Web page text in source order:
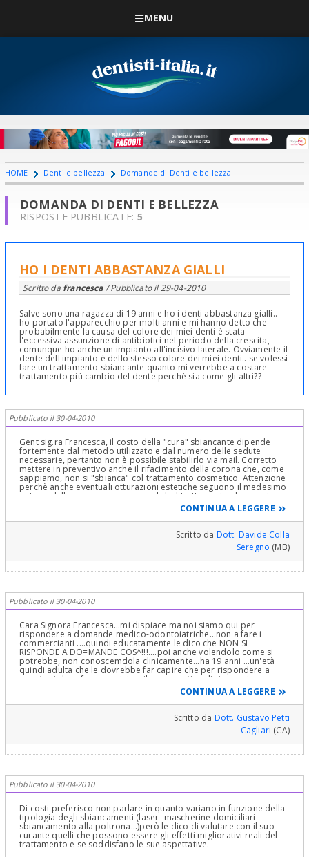
MENU
HOME Denti e bellezza Domande di Denti e bellezza
DOMANDA DI DENTI E BELLEZZA
RISPOSTE PUBBLICATE: 5
HO I DENTI ABBASTANZA GIALLI
Scritto da francesca/ Pubblicato il29-04-2010
Salve sono una ragazza di 19 anni e ho i denti abbastanza gialli..
ho portato l'apparecchio per molti anni e mi hanno detto che
probabilmente la causa del colore dei miei denti è stata
l'eccessiva assunzione di antibiotici nel periodo della crescita,
comunque ho anche un impianto all'incisivo laterale. Ovviamente il
dente dell'impianto è dello stesso colore dei miei denti.. se volessi
fare un trattamento sbiancante quanto mi verrebbe a costare
trattamento più cambio del dente perchè sia come gli altri??
Pubblicato il 30-04-2010
Gent sig.ra Francesca, il costo della "cura" sbiancante dipende
fortemente dal metodo utilizzato e dal numero delle sedute
necessarie, pertanto non è possibile stabilirlo via mail. Corretto
mettere in preventivo anche il rifacimento della corona che, come
sappiamo, non si "sbianca" col trattamento cosmetico. Attenzione
perchè anche eventuali otturazioni estetiche seguono il medesimo
criterio della corona, sono insensibili al trattamento sbiancante.
CONTINUA A LEGGERE
Scritto da Dott. Davide Colla
Seregno (MB)
Pubblicato il 30-04-2010
Cara Signora Francesca...mi dispiace ma noi siamo qui per
rispondere a domande medico-odontoiatriche...non a fare i
commercianti ....quindi educatamente le dico che NON SI
RISPONDE A DO=MANDE COS^!!!....poi anche volendolo come si
potrebbe, non conoscemdola clinicamente...ha 19 anni ...un'età
quindi adulta che le dovrebbe far capire che per rispondere a
questo si deve fare una visita...il suo tentativo di risparmiare una
visita è "grottesco"!...vada dal suo Dentista e chieda a lui è la cosa
più razionale, logica, ovvia!!!...Le posso solo dire per educazione e
professionalità che può sbiancare i denti (in linea di massima,
perchè non è possibile farlo sempre) ma la corona sull'impianto
andrebbe poi rifatta, ovviamente, col nuovo colore...poi lo
L'Ipoplasia parziale e totale dello smalto, di cui sembra, come
ipotesi, soffra , possono trovare causa in fattori congeniti (
disvitaminosi, endocrinopatie etc.) sia in fattori neonatali (nascite
premature anche lievi, sindromi emolitiche) ed in fattori neonatali
(ittero, antibiotici "potenti", malattie sistemiche). Tutto ciò può
modificare l'evoluzione e lo sviluppo della sintesi dello smalto e
della struttura della dentina sottostante. Questo solo a livello di
ipotesi..tenga presente che ci possono essere altre cause quali
Fluorosi ( se lei ha assunto fluoro in eccesso)
CONTINUA A LEGGERE
Scritto da Dott. Gustavo Petti
Cagliari (CA)
Pubblicato il 30-04-2010
Di costi preferisco non parlare in quanto variano in funzione della
tipologia degli sbiancamenti (laser- mascherine domiciliari-
sbiancamento alla poltrona...)però le dico di valutare con il suo
curante quelli che possono essere gli effetti migliorativi reali del
trattamento e se soddisfano le sue aspettative.